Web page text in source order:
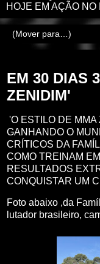
HOJE EM AÇÃO
EM 30 DIAS
ZENIDIM'
'O ESTILO DE
GANHANDO O
CRÍTICOS DA
COMO TREINAM
RESULTADOS
CONQUISTAR UM
Foto abaixo ,da
lutador brasileiro,